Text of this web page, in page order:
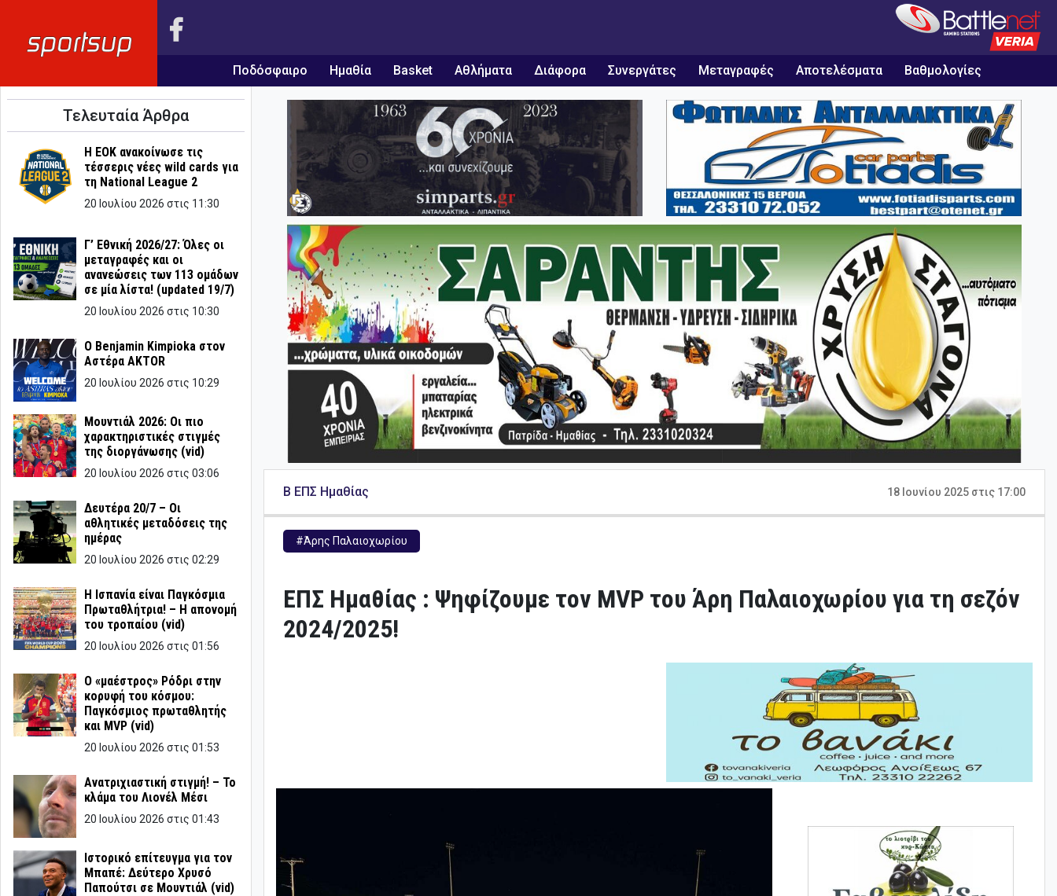
Ποδόσφαιρο Ημαθία Basket Αθλήματα Διάφορα Συνεργάτες Μεταγραφές Αποτελέσματα Βαθμολογίες
Τελευταία Άρθρα
Η ΕΟΚ ανακοίνωσε τις
τέσσερις νέες wild cards για
τη National League 2
20 Ιουλίου 2026 στις 11:30
Γ’ Εθνική 2026/27: Όλες οι
μεταγραφές και οι
ανανεώσεις των 113 ομάδων
σε μία λίστα! (updated 19/7)
20 Ιουλίου 2026 στις 10:30
Ο Benjamin Kimpioka στον
Αστέρα AKTOR
20 Ιουλίου 2026 στις 10:29
Μουντιάλ 2026: Οι πιο
χαρακτηριστικές στιγμές
της διοργάνωσης (vid)
20 Ιουλίου 2026 στις 03:06
Δευτέρα 20/7 – Οι
αθλητικές μεταδόσεις της
ημέρας
20 Ιουλίου 2026 στις 02:29
Η Ισπανία είναι Παγκόσμια
Πρωταθλήτρια! – Η απονομή
του τροπαίου (vid)
20 Ιουλίου 2026 στις 01:56
Ο «μαέστρος» Ρόδρι στην
κορυφή του κόσμου:
Παγκόσμιος πρωταθλητής
και MVP (vid)
20 Ιουλίου 2026 στις 01:53
Ανατριχιαστική στιγμή! – Το
κλάμα του Λιονέλ Μέσι
20 Ιουλίου 2026 στις 01:43
Ιστορικό επίτευγμα για τον
Μπαπέ: Δεύτερο Χρυσό
Παπούτσι σε Μουντιάλ (vid)
B ΕΠΣ Ημαθίας 18 Ιουνίου 2025 στις 17:00
#Άρης Παλαιοχωρίου
ΕΠΣ Ημαθίας : Ψηφίζουμε τον MVP του Άρη Παλαιοχωρίου για τη σεζόν
2024/2025!